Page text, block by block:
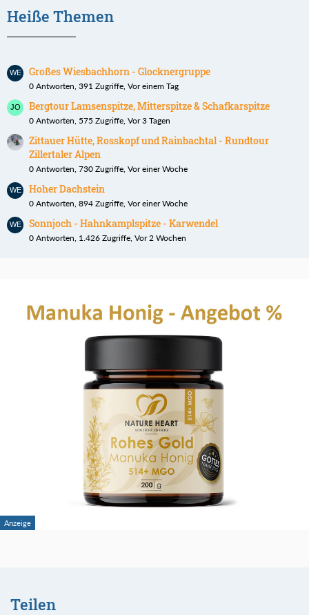
Heiße Themen
Großes Wiesbachhorn - Glocknergruppe
0 Antworten, 391 Zugriffe, Vor einem Tag
Bergtour Lamsenspitze, Mitterspitze & Schafkarspitze
0 Antworten, 575 Zugriffe, Vor 3 Tagen
Zittauer Hütte, Rosskopf und Rainbachtal - Rundtour
Zillertaler Alpen
0 Antworten, 730 Zugriffe, Vor einer Woche
Hoher Dachstein
0 Antworten, 894 Zugriffe, Vor einer Woche
Sonnjoch - Hahnkamplspitze - Karwendel
0 Antworten, 1.426 Zugriffe, Vor 2 Wochen
Teilen